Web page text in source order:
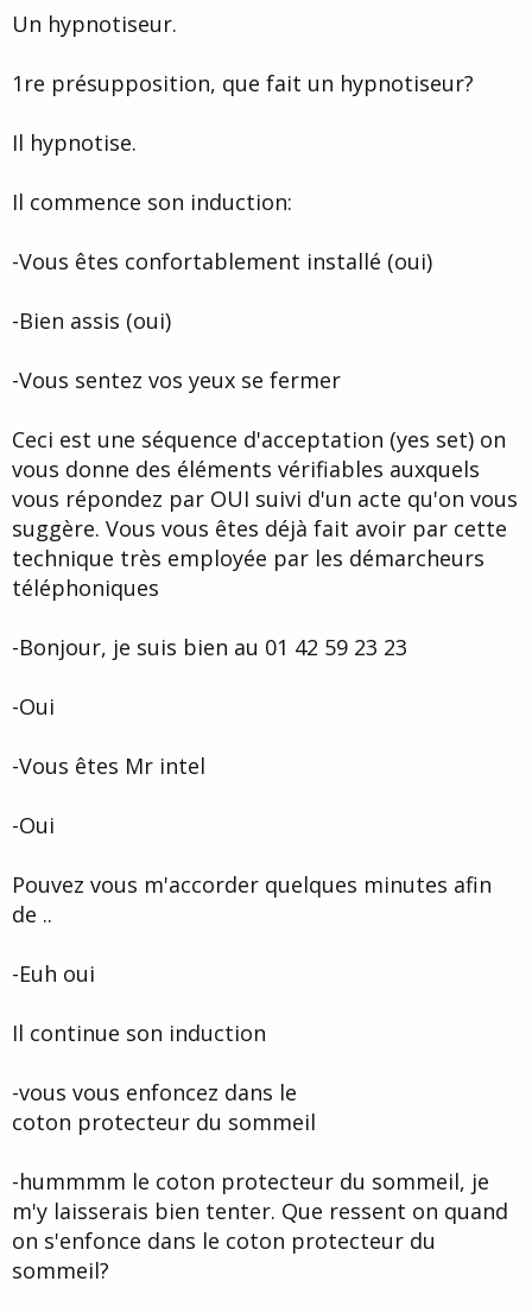
Un hypnotiseur.
1re présupposition, que fait un hypnotiseur?
Il hypnotise.
Il commence son induction:
-Vous êtes confortablement installé (oui)
-Bien assis (oui)
-Vous sentez vos yeux se fermer
Ceci est une séquence d'acceptation (yes set) on
vous donne des éléments vérifiables auxquels
vous répondez par OUI suivi d'un acte qu'on vous
suggère. Vous vous êtes déjà fait avoir par cette
technique très employée par les démarcheurs
téléphoniques
-Bonjour, je suis bien au 01 42 59 23 23
-Oui
-Vous êtes Mr intel
-Oui
Pouvez vous m'accorder quelques minutes afin
de ..
-Euh oui
Il continue son induction
-vous vous enfoncez dans le
coton protecteur du sommeil
-hummmm le coton protecteur du sommeil, je
m'y laisserais bien tenter. Que ressent on quand
on s'enfonce dans le coton protecteur du
sommeil?